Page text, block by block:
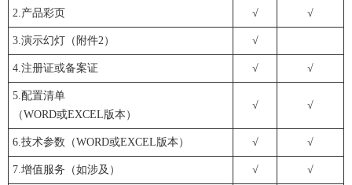
2.产品彩页 √ √
3.演示幻灯（附件2） √
4.注册证或备案证 √ √
5.配置清单
（WORD或EXCEL版本）
√ √
6.技术参数（WORD或EXCEL版本） √ √
7.增值服务（如涉及） √ √